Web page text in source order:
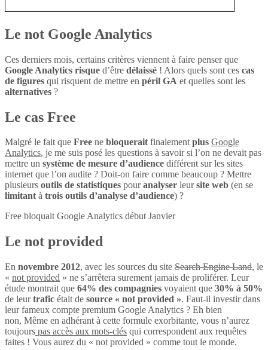
Le not Google Analytics
Ces derniers mois, certains critères viennent à faire penser que
Google Analytics risque d’être délaissé ! Alors quels sont ces cas
de figures qui risquent de mettre en péril GA et quelles sont les
alternatives ?
Le cas Free
Malgré le fait que Free ne bloqueraitfinalementplus Google
Analytics, je me suis posé les questions à savoir si l’on ne devait pas
mettre un système de mesure d’audience différent sur les sites
internet que l’on audite ? Doit-on faire comme beaucoup ? Mettre
plusieurs outils de statistiques pouranalyser leursite web (en se
limitantà trois outils d’analyse d’audience) ?
Free bloquait Google Analytics début Janvier
Le not provided
En novembre 2012, avec les sources du site Search Engine Land, le
« not provided » ne s’arrêtera surement jamais de proliférer. Leur
étude montrait que 64% des compagnies voyaient que 30% à 50%
de leurtrafic était de source « not provided ». Faut-il investir dans
leur fameux compte premium Google Analytics ? Eh bien
non, Même en adhérant à cette formule exorbitante, vous n’aurez
toujours pas accès aux mots-clés qui correspondent aux requêtes
faites ! Vous aurez du « not provided » comme tout le monde.